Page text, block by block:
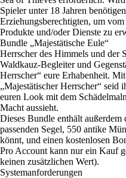
Spieler unter 18 Jahren
Erziehungsberechtigten, um
Produkte und/oder Dienste zu
Bundle „Majestätische Eule“
Herrscher des Himmels und der
Waldkauz-Begleiter und
Herrscher“ eure Erhabenheit.
„Majestätischer Herrscher“
euren Look mit dem
Macht aussieht.
Dieses Bundle enthält außerdem
passenden Segel, 550 antike
könnt, und einen kostenlosen
Pro Account kann nur ein Kauf
keinen zusätzlichen Wert).
Systemanforderungen